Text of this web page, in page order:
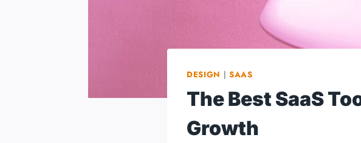
DESIGN | SAAS
The Best SaaS
Growth